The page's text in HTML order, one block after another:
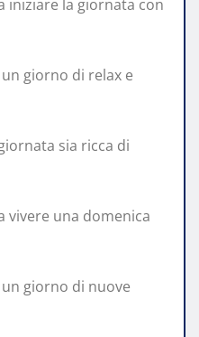
iniziare la giornata con
giorno di relax e
sia ricca di
vivere una domenica
giorno di nuove